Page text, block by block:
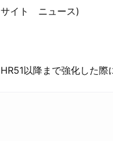
サイト ニュース)
以降まで強化した際